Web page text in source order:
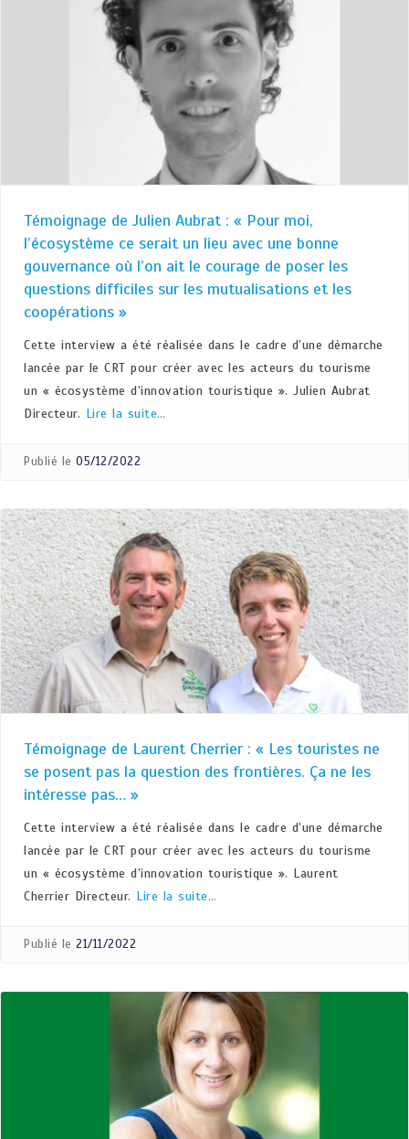
Témoignage de Julien Aubrat : « Pour moi,
l’écosystème ce serait un lieu avec une bonne
gouvernance où l’on ait le courage de poser les
questions difficiles sur les mutualisations et les
coopérations »
Cette interview a été réalisée dans le cadre d’une démarche
lancée par le CRT pour créer avec les acteurs du tourisme
un « écosystème d’innovation touristique ». Julien Aubrat
Directeur. Lire la suite…
Publié le 05/12/2022
Témoignage de Laurent Cherrier : « Les touristes ne
se posent pas la question des frontières. Ça ne les
intéresse pas… »
Cette interview a été réalisée dans le cadre d’une démarche
lancée par le CRT pour créer avec les acteurs du tourisme
un « écosystème d’innovation touristique ». Laurent
Cherrier Directeur. Lire la suite…
Publié le 21/11/2022